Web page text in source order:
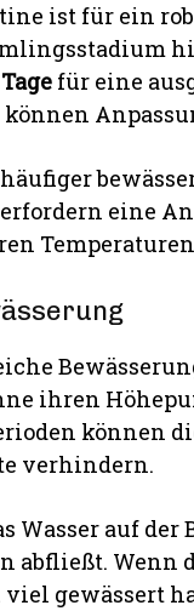
ist für ein
für eine
erfordern eine
ihren
können
verhindern.
Wasser auf
Wenn
viel gewässert